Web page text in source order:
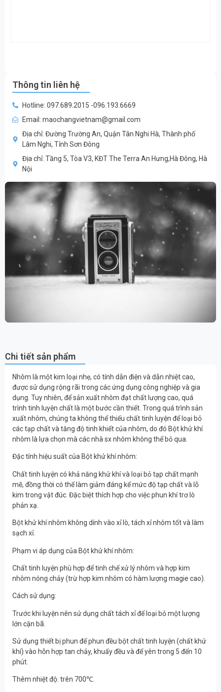
Thông tin liên hệ
Hotline: 097.689.2015 -096.193.6669
Email: maochangvietnam@gmail.com
Địa chỉ: Đường Trường An, Quận Tân Nghi Hà, Thành phố
Lâm Nghi, Tỉnh Sơn Đông
Địa chỉ: Tầng 5, Tòa V3, KĐT The Terra An Hưng,Hà Đông, Hà
Nội
Chi tiết sản phẩm
Nhôm là một kim loại nhẹ, có tính dẫn điện và dẫn nhiệt cao,
được sử dụng rộng rãi trong các ứng dụng công nghiệp và gia
dụng. Tuy nhiên, để sản xuất nhôm đạt chất lượng cao, quá
trình tinh luyện chất là một bước cần thiết. Trong quá trình sản
xuất nhôm, chúng ta không thể thiếu chất tinh luyện để loại bỏ
các tạp chất và tăng độ tinh khiết của nhôm, do đó Bột khử khí
nhôm là lựa chọn mà các nhà sx nhôm không thể bỏ qua.
Đặc tính hiệu suất của Bột khử khí nhôm:
Chất tinh luyện có khả năng khử khí và loại bỏ tạp chất mạnh
mẽ, đồng thời có thể làm giảm đáng kể mức độ tạp chất và lỗ
kim trong vật đúc. Đặc biệt thích hợp cho việc phun khí trơ lò
phản xạ.
Bột khử khí nhôm không dính vào xỉ lò, tách xỉ nhôm tốt và làm
sạch xỉ.
Phạm vi áp dụng của Bột khử khí nhôm:
Chất tinh luyện phù hợp để tinh chế xử lý nhôm và hợp kim
nhôm nóng chảy (trừ hợp kim nhôm có hàm lượng magie cao).
Cách sử dụng:
Trước khi luyện nên sử dụng chất tách xỉ để loại bỏ một lượng
lớn cặn bã.
Sử dụng thiết bị phun để phun đều bột chất tinh luyện (chất khử
khí) vào hỗn hợp tan chảy, khuấy đều và để yên trong 5 đến 10
phút.
Thêm nhiệt độ: trên 700℃.